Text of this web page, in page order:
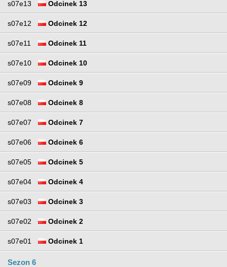
s07e13 Odcinek 13
s07e12 Odcinek 12
s07e11 Odcinek 11
s07e10 Odcinek 10
s07e09 Odcinek 9
s07e08 Odcinek 8
s07e07 Odcinek 7
s07e06 Odcinek 6
s07e05 Odcinek 5
s07e04 Odcinek 4
s07e03 Odcinek 3
s07e02 Odcinek 2
s07e01 Odcinek 1
Sezon 6